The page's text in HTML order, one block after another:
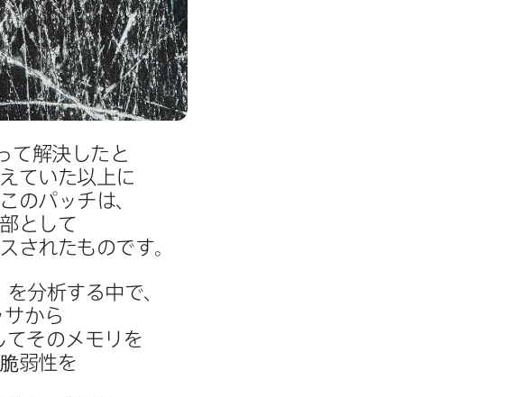
て​解決したと​
ていた以上に​
の​パッチは、​
と​して​
された​ものです。
を​分析する​中で、​
から​
て​その​メモリを​
弱性を​